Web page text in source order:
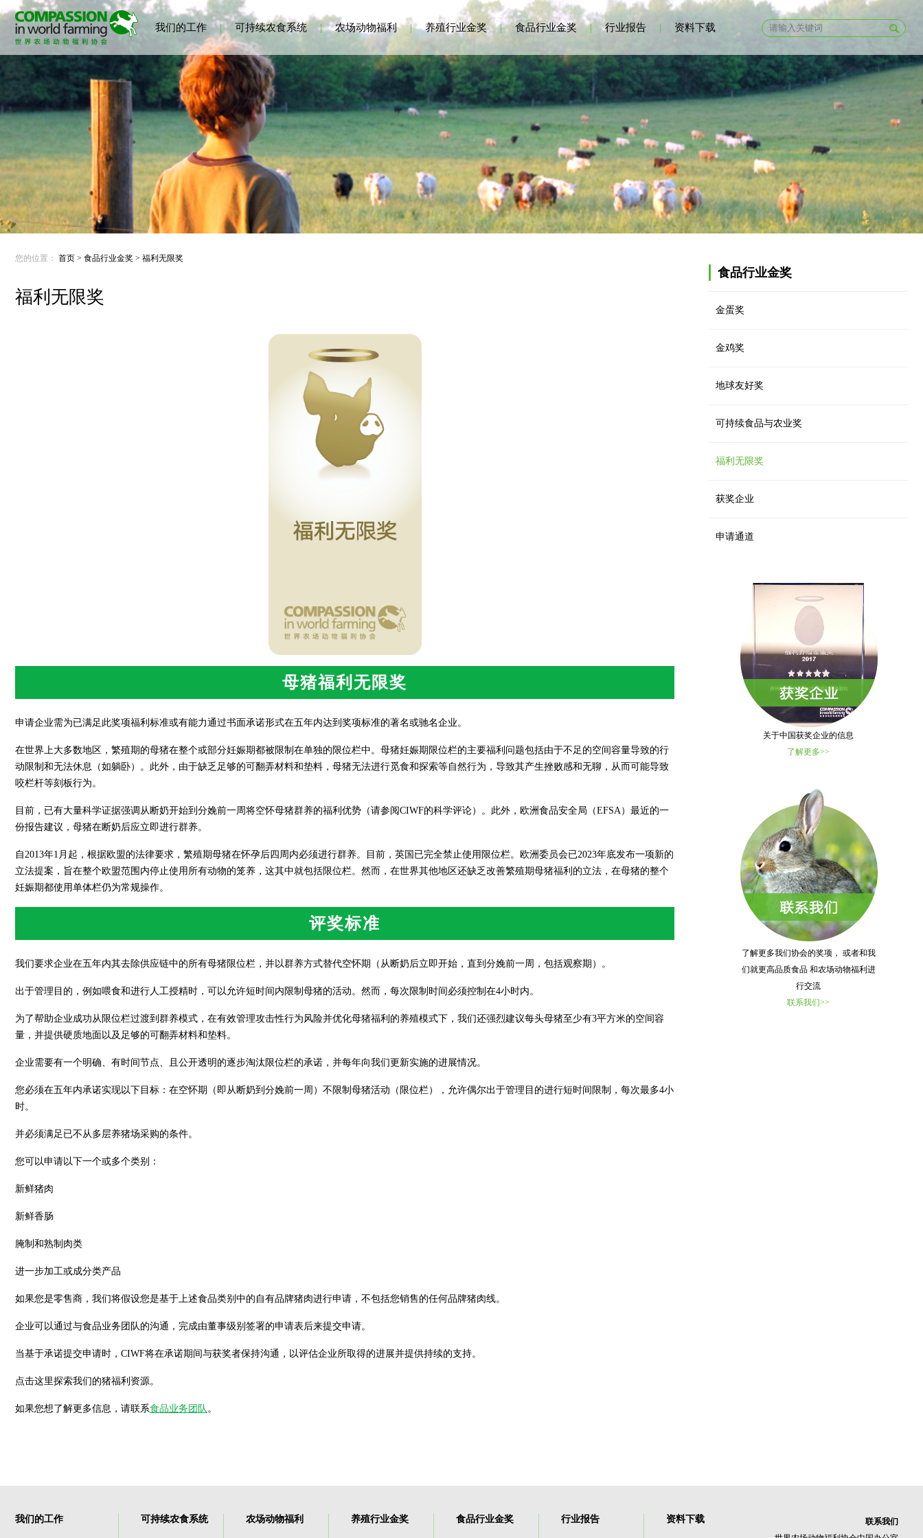
我们的工作 | 可持续农食系统 | 农场动物福利 | 养殖行业金奖 | 食品行业金奖 | 行业报告 | 资料下载
食品行业金奖
金蛋奖
金鸡奖
地球友好奖
可持续食品与农业奖
福利无限奖
获奖企业
申请通道
关于中国获奖企业的信息
了解更多>>
了解更多我们协会的奖项， 或者和我
们就更高品质食品 和农场动物福利进
行交流
联系我们>>
您的位置： 首页 > 食品行业金奖 > 福利无限奖
福利无限奖
母猪福利无限奖
申请企业需为已满足此奖项福利标准或有能力通过书面承诺形式在五年内达到奖项标准的著名或驰名企业。
在世界上大多数地区，繁殖期的母猪在整个或部分妊娠期都被限制在单独的限位栏中。母猪妊娠期限位栏的主要福利问题包括由于不足的空间容量导致的行
动限制和无法休息（如躺卧）。此外，由于缺乏足够的可翻弄材料和垫料，母猪无法进行觅食和探索等自然行为，导致其产生挫败感和无聊，从而可能导致
咬栏杆等刻板行为。
目前，已有大量科学证据强调从断奶开始到分娩前一周将空怀母猪群养的福利优势（请参阅CIWF的科学评论）。此外，欧洲食品安全局（EFSA）最近的一
份报告建议，母猪在断奶后应立即进行群养。
自2013年1月起，根据欧盟的法律要求，繁殖期母猪在怀孕后四周内必须进行群养。目前，英国已完全禁止使用限位栏。欧洲委员会已2023年底发布一项新的
立法提案，旨在整个欧盟范围内停止使用所有动物的笼养，这其中就包括限位栏。然而，在世界其他地区还缺乏改善繁殖期母猪福利的立法，在母猪的整个
妊娠期都使用单体栏仍为常规操作。
评奖标准
我们要求企业在五年内其去除供应链中的所有母猪限位栏，并以群养方式替代空怀期（从断奶后立即开始，直到分娩前一周，包括观察期）。
出于管理目的，例如喂食和进行人工授精时，可以允许短时间内限制母猪的活动。然而，每次限制时间必须控制在4小时内。
为了帮助企业成功从限位栏过渡到群养模式，在有效管理攻击性行为风险并优化母猪福利的养殖模式下，我们还强烈建议每头母猪至少有3平方米的空间容
量，并提供硬质地面以及足够的可翻弄材料和垫料。
企业需要有一个明确、有时间节点、且公开透明的逐步淘汰限位栏的承诺，并每年向我们更新实施的进展情况。
您必须在五年内承诺实现以下目标：在空怀期（即从断奶到分娩前一周）不限制母猪活动（限位栏），允许偶尔出于管理目的进行短时间限制，每次最多4小
时。
并必须满足已不从多层养猪场采购的条件。
您可以申请以下一个或多个类别：
新鲜猪肉
新鲜香肠
腌制和熟制肉类
进一步加工或成分类产品
如果您是零售商，我们将假设您是基于上述食品类别中的自有品牌猪肉进行申请，不包括您销售的任何品牌猪肉线。
企业可以通过与食品业务团队的沟通，完成由董事级别签署的申请表后来提交申请。
当基于承诺提交申请时，CIWF将在承诺期间与获奖者保持沟通，以评估企业所取得的进展并提供持续的支持。
点击这里探索我们的猪福利资源。
如果您想了解更多信息，请联系食品业务团队。
我们的工作 可持续农食系统 农场动物福利 养殖行业金奖 食品行业金奖 行业报告 资料下载
联系我们